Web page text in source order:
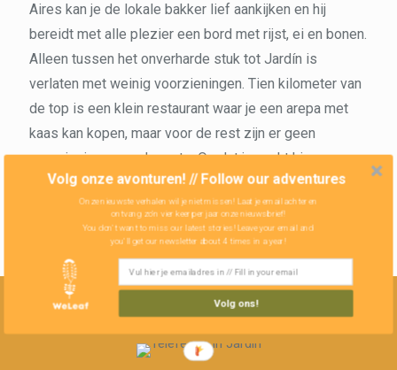
Aires kan je de lokale bakker lief aankijken en hij
bereidt met alle plezier een bord met rijst, ei en bonen.
Alleen tussen het onverharde stuk tot Jardín is
verlaten met weinig voorzieningen. Tien kilometer van
de top is een klein restaurant waar je een arepa met
kaas kan kopen, maar voor de rest zijn er geen
voorzieningen op de route. Omdat je nacht hier
doorbrengt, moet je in Risaralda of Anserma eten
kopen. Water is er overal in overvloed en drinkbaar van
de kraan.
Volg onze avonturen! // Follow our adventures
Onze nieuwste verhalen wil je niet missen! Laat je email achter en
ontvang zo'n vier keer per jaar onze nieuwsbrief!
Volg ons!
You don't want to miss our latest stories! Leave your email and
you'll get our newsletter about 4 times in a year!